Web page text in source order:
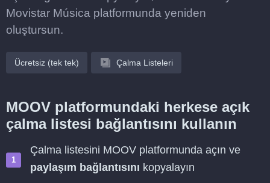
Movistar Música platformunda yeniden
oluştursun.
Ücretsiz (tek tek) Çalma Listeleri
MOOV platformundaki herkese açık
çalma listesi bağlantısını kullanın
Çalma listesini MOOV platformunda açın ve
paylaşım bağlantısını kopyalayın